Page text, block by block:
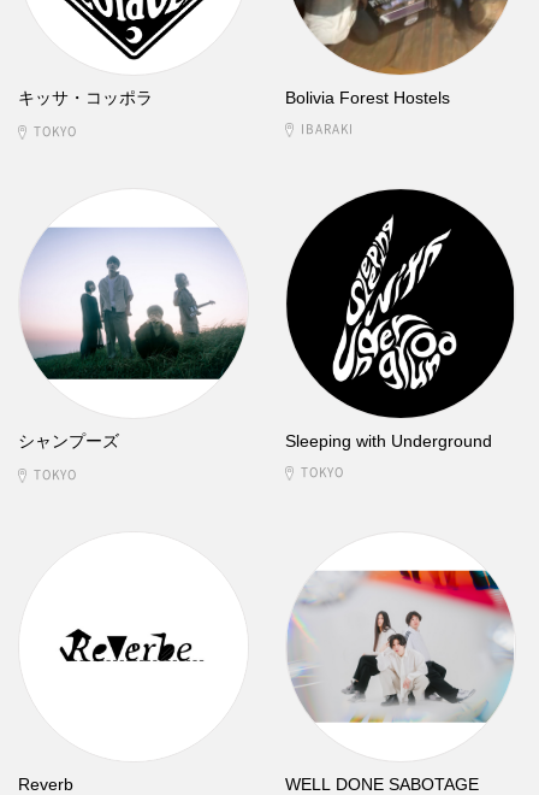
キッサ・コッポラ
TOKYO
Bolivia Forest Hostels
IBARAKI
シャンプーズ
TOKYO
Sleeping with Underground
TOKYO
Reverb WELL DONE SABOTAGE